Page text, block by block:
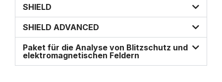
SHIELD
SHIELD ADVANCED
Paket für die Analyse von Blitzschutz und
elektromagnetischen Feldern